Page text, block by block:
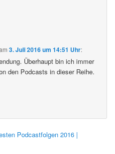
3. Juli 2016 um 14:51 Uhr:
Überhaupt bin ich immer
den Podcasts in dieser Reihe.
Podcastfolgen 2016 |